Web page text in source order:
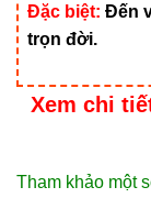
Đặc biệt: Đến
trọn đời.
Xem chi
Tham khảo một